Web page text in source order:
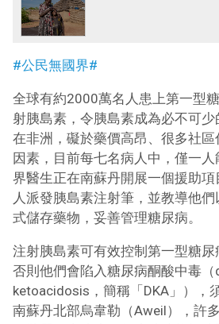
#公民無國界#
全球有約2000萬名人患上第一型
射胰島素，令胰島素成為必不可少
在非洲，礙於藥價高昂、很多社
因素，目前每七名病人中，僅一
界醫生正在南蘇丹開展一個援助
人派發胰島素注射筆，並教導他
式儲存藥物，妥善管理糖尿病。
注射胰島素可有效控制第一型糖尿
否則他們會陷入糖尿病酮酸中毒
ketoacidosis，簡稱「DKA」），
南蘇丹北部烏韋勒（Aweil），許